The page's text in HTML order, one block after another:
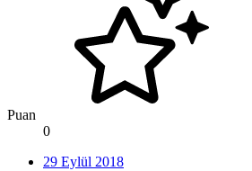
Puan
0
29 Eylül 2018